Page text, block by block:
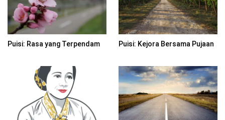
Puisi: Rasa yang Terpendam Puisi: Kejora Bersama Pujaan